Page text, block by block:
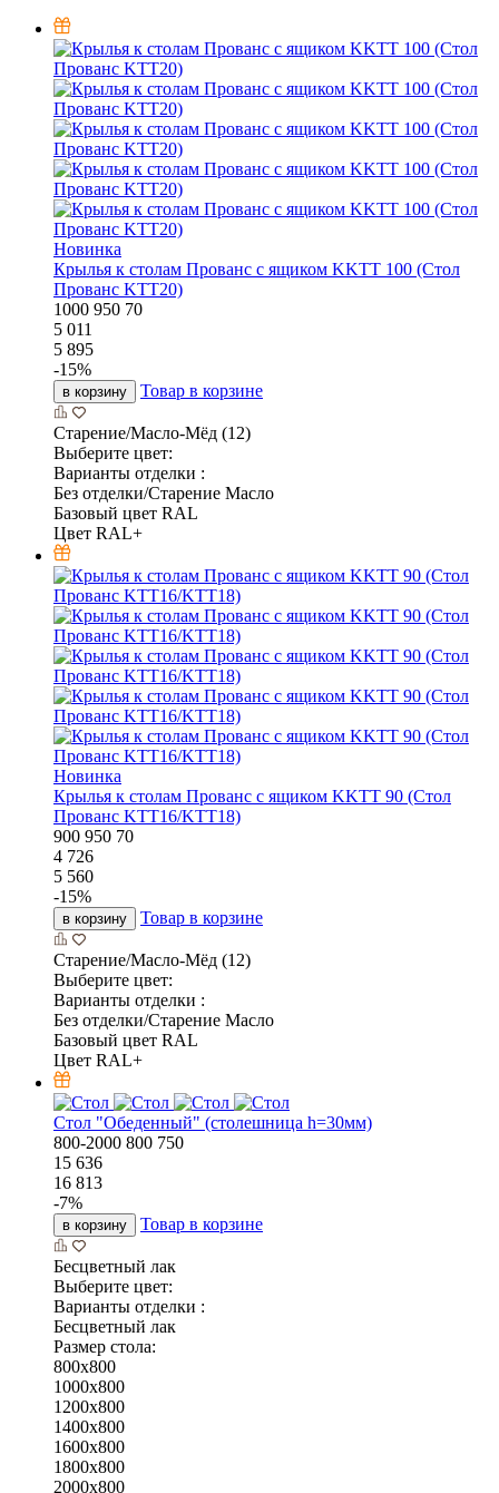
Новинка
Крылья к столам Прованс с ящиком KKTT 100 (Стол
Прованс KTT20)
1000 950 70
5 011
5 895
-15%
в корзину Товар в корзине
Старение/Масло-Мёд (12)
Выберите цвет:
Варианты отделки :
Без отделки/Старение Масло
Базовый цвет RAL
Цвет RAL+
Новинка
Крылья к столам Прованс с ящиком KKTT 90 (Стол
Прованс KTT16/KTT18)
900 950 70
4 726
5 560
-15%
в корзину Товар в корзине
Старение/Масло-Мёд (12)
Выберите цвет:
Варианты отделки :
Без отделки/Старение Масло
Базовый цвет RAL
Цвет RAL+
Стол "Обеденный" (столешница h=30мм)
800-2000 800 750
15 636
16 813
-7%
в корзину Товар в корзине
Бесцветный лак
Выберите цвет:
Варианты отделки :
Бесцветный лак
Размер стола:
800x800
1000x800
1200x800
1400x800
1600x800
1800x800
2000x800